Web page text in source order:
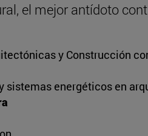
el mejor antídoto
y Construcción
sistemas energéticos en